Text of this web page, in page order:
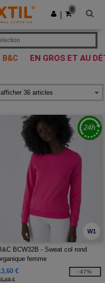
Obtenir l'appli
0
B&C EN GROS ET AU
W1
BCW32B - Sweat col rond
femme
€
€
-47%